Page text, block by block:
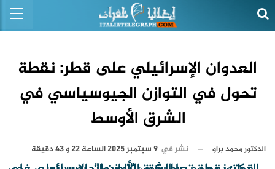
العدوان الإسرائيلي على قطر: نقطة
تحول في التوازن الجيوسياسي في
الشرق الأوسط
الدكتور محمد براو نشر في 9 سبتمبر 2025 الساعة 22 و 43 دقيقة